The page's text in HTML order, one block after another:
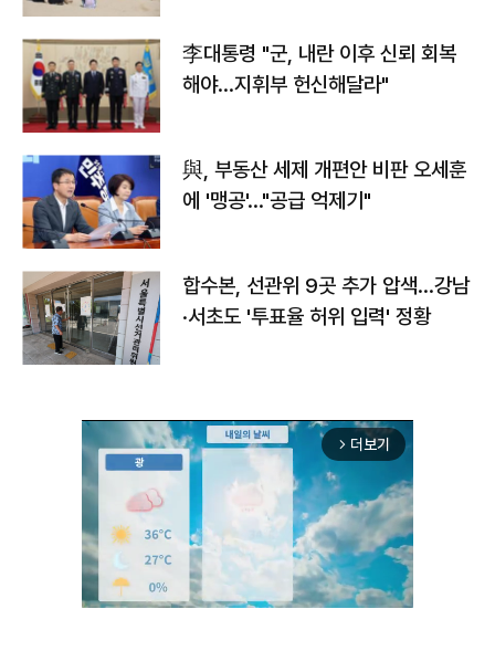
李대통령 "군, 내란 이후 신뢰 회복
해야…지휘부 헌신해달라"
與, 부동산 세제 개편안 비판 오세훈
에 '맹공'…"공급 억제기"
합수본, 선관위 9곳 추가 압색…강남
·서초도 '투표율 허위 입력' 정황
arrow_forward_ios 더보기